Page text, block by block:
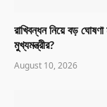
রাখিবন্ধন নিয়ে বড় ঘোষণা
মুখ্যমন্ত্রীর?
August 10, 2026